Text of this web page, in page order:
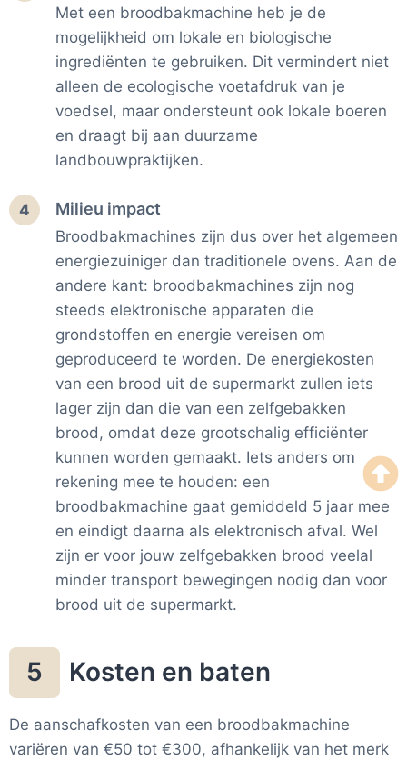
Met een broodbakmachine heb je de
mogelijkheid om lokale en biologische
ingrediënten te gebruiken. Dit vermindert niet
alleen de ecologische voetafdruk van je
voedsel, maar ondersteunt ook lokale boeren
en draagt bij aan duurzame
landbouwpraktijken.
4 Milieu impact
Broodbakmachines zijn dus over het algemeen
energiezuiniger dan traditionele ovens. Aan de
andere kant: broodbakmachines zijn nog
steeds elektronische apparaten die
grondstoffen en energie vereisen om
geproduceerd te worden. De energiekosten
van een brood uit de supermarkt zullen iets
lager zijn dan die van een zelfgebakken
brood, omdat deze grootschalig efficiënter
kunnen worden gemaakt. Iets anders om
rekening mee te houden: een
broodbakmachine gaat gemiddeld 5 jaar mee
en eindigt daarna als elektronisch afval. Wel
zijn er voor jouw zelfgebakken brood veelal
minder transport bewegingen nodig dan voor
brood uit de supermarkt.
5 Kosten en baten
De aanschafkosten van een broodbakmachine
variëren van €50 tot €300, afhankelijk van het merk